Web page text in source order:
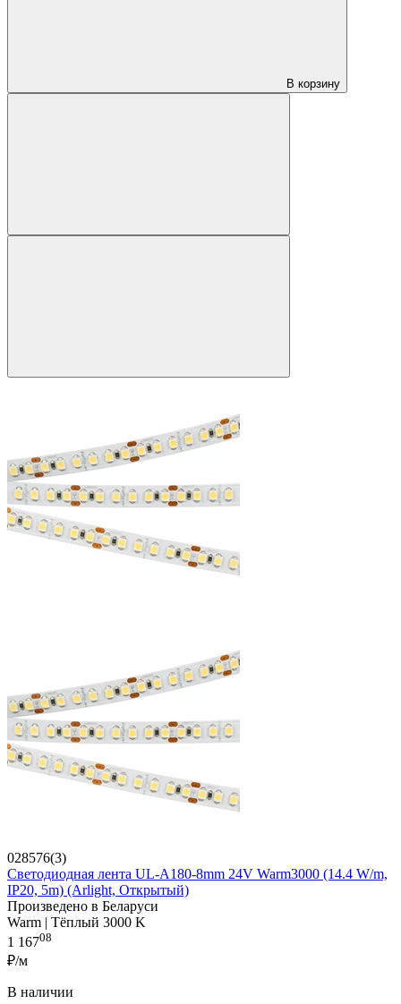
В корзину
028576(3)
Светодиодная лента UL-A180-8mm 24V Warm3000 (14.4 W/m,
IP20, 5m) (Arlight, Открытый)
Произведено в Беларуси
Warm | Тёплый 3000 K
1 16708
₽/м
В наличии